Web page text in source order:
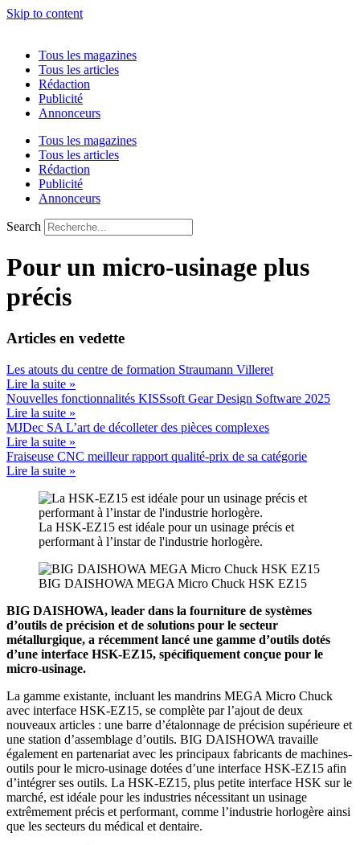
Skip to content
Tous les magazines
Tous les articles
Rédaction
Publicité
Annonceurs
Tous les magazines
Tous les articles
Rédaction
Publicité
Annonceurs
Search
Pour un micro-usinage plus
précis
Articles en vedette
Les atouts du centre de formation Straumann Villeret
Lire la suite »
Nouvelles fonctionnalités KISSsoft Gear Design Software 2025
Lire la suite »
MJDec SA L’art de décolleter des pièces complexes
Lire la suite »
Fraiseuse CNC meilleur rapport qualité-prix de sa catégorie
Lire la suite »
La HSK-EZ15 est idéale pour un usinage précis et
performant à l’instar de l'industrie horlogère.
BIG DAISHOWA MEGA Micro Chuck HSK EZ15
BIG DAISHOWA, leader dans la fourniture de systèmes
d’outils de précision et de solutions pour le secteur
métallurgique, a récemment lancé une gamme d’outils dotés
d’une interface HSK-EZ15, spécifiquement conçue pour le
micro-usinage.
La gamme existante, incluant les mandrins MEGA Micro Chuck
avec interface HSK-EZ15, se complète par l’ajout de deux
nouveaux articles : une barre d’étalonnage de précision supérieure et
une station d’assemblage d’outils. BIG DAISHOWA travaille
également en partenariat avec les principaux fabricants de machines-
outils pour le micro-usinage dotées d’une interface HSK-EZ15 afin
d’intégrer ses outils. La HSK-EZ15, plus petite interface HSK sur le
marché, est idéale pour les industries nécessitant un usinage
extrêmement précis et performant, comme l’industrie horlogère ainsi
que les secteurs du médical et dentaire.